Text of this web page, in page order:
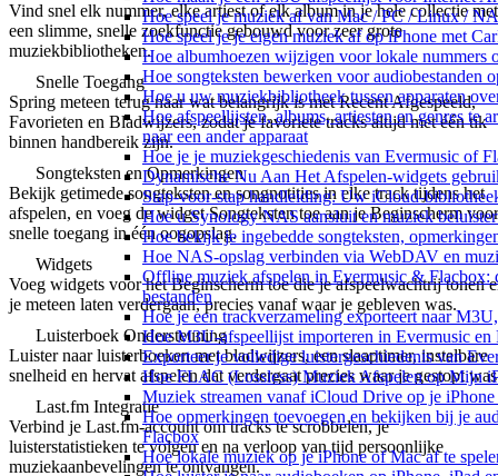
Hoe speel je muziek af van Mac / PC / Linux /
Hoe speel je je eigen muziek af op iPhone met
Hoe albumhoezen wijzigen voor lokale nummers
Hoe songteksten bewerken voor audiobestanden
Hoe u uw muziekbibliotheek tussen apparaten
Hoe afspeellijsten, albums, artiesten en genres
naar een ander apparaat
Hoe je je muziekgeschiedenis van Evermusic of
Dynamische Nu Aan Het Afspelen-widgets
Stap-voor-stap handleiding: Uw iCloud-
Hoe u Synology NAS aansluit en muziek
Hoe bekijk je ingebedde songteksten,
Hoe NAS-opslag verbinden via WebDAV en
Offline muziek afspelen in Evermusic & Flacbox:
bestanden
Hoe je een trackverzameling exporteert naar
Hoe M3U-afspeellijst importeren in Evermusic en
Exporteer je volledige luistergeschiedenis van
Hoe FLAC (Lossless) Muziek Afspelen op Mijn
Muziek streamen vanaf iCloud Drive op je
Hoe opmerkingen toevoegen en bekijken bij je
Flacbox
Hoe lokale muziek op je iPhone of Mac af te
Vind snel elk nummer, elke artiest of elk album in je hele collectie met
een slimme, snelle zoekfunctie gebouwd voor zeer grote
muziekbibliotheken.
Snelle Toegang
Spring meteen terug naar wat belangrijk is met Recent Afgespeeld,
Favorieten en Bladwijzers, zodat je favoriete tracks altijd met één tik
binnen handbereik zijn.
Songteksten en Opmerkingen
Bekijk getimede songteksten en songnotities in elke track tijdens het
afspelen, en voeg de widget Songteksten toe aan je Beginscherm voor
snelle toegang in één oogopslag.
Widgets
Voeg widgets voor het Beginscherm toe die je afspeelwachtrij tonen
je meteen laten verdergaan, precies vanaf waar je gebleven was.
Luisterboek Ondersteuning
Luister naar luisterboeken met bladwijzers, een slaaptimer, instelbare
snelheid en hervat afspelen dat verdergaat precies waar je gestopt
Last.fm Integratie
Verbind je Last.fm-account om tracks te scrobbelen, je
luisterstatistieken te volgen en na verloop van tijd persoonlijke
muziekaanbevelingen te ontvangen.